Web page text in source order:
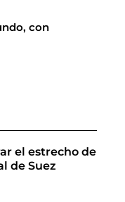
con
el estrecho de
de Suez